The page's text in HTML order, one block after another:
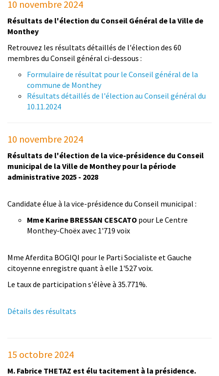
10 novembre 2024
Résultats de l'élection du Conseil Général de la Ville de
Monthey
Retrouvez les résultats détaillés de l'élection des 60
membres du Conseil général ci-dessous :
Formulaire de résultat pour le Conseil général de la
commune de Monthey
Résultats détaillés de l'élection au Conseil général du
10.11.2024
10 novembre 2024
Résultats de l'élection de la vice-présidence du Conseil
municipal de la Ville de Monthey pour la période
administrative 2025 - 2028
Candidate élue à la vice-présidence du Conseil municipal :
Mme Karine BRESSAN CESCATO pour Le Centre
Monthey-Choëx avec 1'719 voix
Mme Aferdita BOGIQI pour le Parti Socialiste et Gauche
citoyenne enregistre quant à elle 1'527 voix.
Le taux de participation s'élève à 35.771%.
Détails des résultats
15 octobre 2024
M. Fabrice THETAZ est élu tacitement à la présidence.